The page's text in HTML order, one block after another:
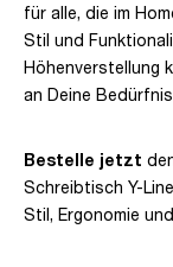
für alle, die im
Stil und
Höhenverstellung
an Deine
Bestelle jetzt
Schreibtisch Y-
Stil, Ergonomie